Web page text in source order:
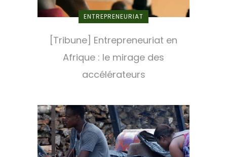
ENTREPRENEURIAT
[Tribune] Entrepreneuriat en
Afrique : le mirage des
accélérateurs